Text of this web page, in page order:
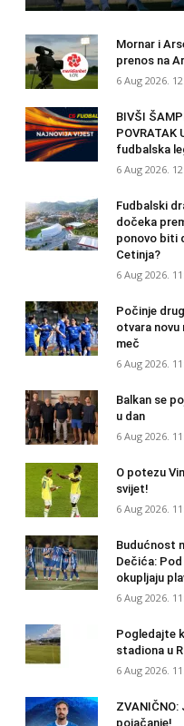
Mornar i
prenos na
6 Aug 2026.
BIVŠI
POVRATAK
fudbalska
6 Aug 2026.
Fudbalski
dočeka
ponovo biti
Cetinja?
6 Aug 2026.
Počinje
otvara novu
meč
6 Aug 2026.
Balkan se
u dan
6 Aug 2026.
O potezu
svijet!
6 Aug 2026.
Budućnost
Dečića:
okupljaju
6 Aug 2026.
Pogledajte
stadiona u
6 Aug 2026.
pojačanje!